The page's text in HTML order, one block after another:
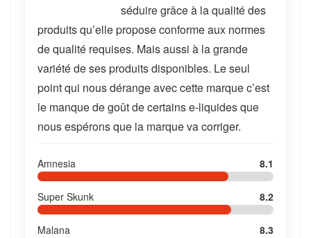
séduire grâce à la qualité des
produits qu’elle propose conforme aux normes
de qualité requises. Mais aussi à la grande
variété de ses produits disponibles. Le seul
point qui nous dérange avec cette marque c’est
le manque de goût de certains e-liquides que
nous espérons que la marque va corriger.
Amnesia 8.1
Super Skunk 8.2
Malana 8.3